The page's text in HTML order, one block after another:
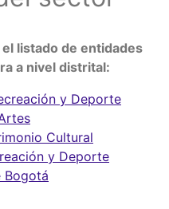
listado de entidades
a nivel distrital:
y Deporte
Cultural
y Deporte
Bogotá